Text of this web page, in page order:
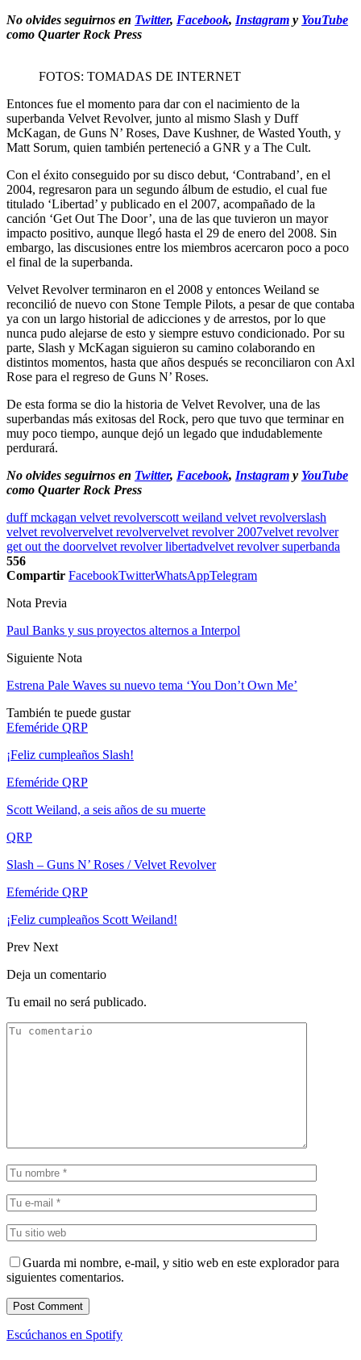
No olvides seguirnos en Twitter, Facebook, Instagram y YouTube
como Quarter Rock Press
FOTOS: TOMADAS DE INTERNET
Entonces fue el momento para dar con el nacimiento de la
superbanda Velvet Revolver, junto al mismo Slash y Duff
McKagan, de Guns N’ Roses, Dave Kushner, de Wasted Youth, y
Matt Sorum, quien también perteneció a GNR y a The Cult.
Con el éxito conseguido por su disco debut, ‘Contraband’, en el
2004, regresaron para un segundo álbum de estudio, el cual fue
titulado ‘Libertad’ y publicado en el 2007, acompañado de la
canción ‘Get Out The Door’, una de las que tuvieron un mayor
impacto positivo, aunque llegó hasta el 29 de enero del 2008. Sin
embargo, las discusiones entre los miembros acercaron poco a poco
el final de la superbanda.
Velvet Revolver terminaron en el 2008 y entonces Weiland se
reconcilió de nuevo con Stone Temple Pilots, a pesar de que contaba
ya con un largo historial de adicciones y de arrestos, por lo que
nunca pudo alejarse de esto y siempre estuvo condicionado. Por su
parte, Slash y McKagan siguieron su camino colaborando en
distintos momentos, hasta que años después se reconciliaron con Axl
Rose para el regreso de Guns N’ Roses.
De esta forma se dio la historia de Velvet Revolver, una de las
superbandas más exitosas del Rock, pero que tuvo que terminar en
muy poco tiempo, aunque dejó un legado que indudablemente
perdurará.
No olvides seguirnos en Twitter, Facebook, Instagram y YouTube
como Quarter Rock Press
duff mckagan velvet revolverscott weiland velvet revolverslash
velvet revolvervelvet revolvervelvet revolver 2007velvet revolver
get out the doorvelvet revolver libertadvelvet revolver superbanda
556
Compartir FacebookTwitterWhatsAppTelegram
Nota Previa
Paul Banks y sus proyectos alternos a Interpol
Siguiente Nota
Estrena Pale Waves su nuevo tema ‘You Don’t Own Me’
También te puede gustar
Efeméride QRP
¡Feliz cumpleaños Slash!
Efeméride QRP
Scott Weiland, a seis años de su muerte
QRP
Slash – Guns N’ Roses / Velvet Revolver
Efeméride QRP
¡Feliz cumpleaños Scott Weiland!
Prev Next
Deja un comentario
Tu email no será publicado.
Guarda mi nombre, e-mail, y sitio web en este explorador para
siguientes comentarios.
Escúchanos en Spotify